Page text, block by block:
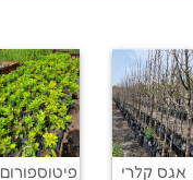
אגס קלרי פיטוספורום